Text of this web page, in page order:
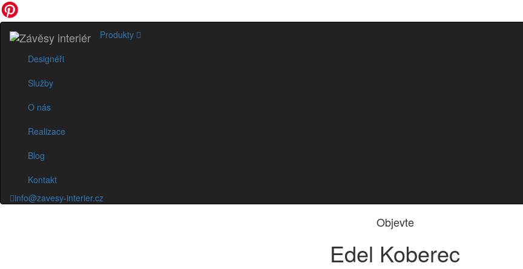
Produkty
Designéři
Služby
O nás
Realizace
Blog
Kontakt
info@zavesy-interier.cz
Objevte
Edel Koberec